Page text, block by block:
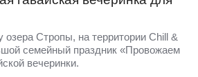
озера Стропы, на территории Chill &
семейный праздник «Провожаем
вечеринки.